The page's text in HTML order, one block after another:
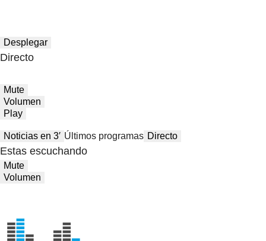
Desplegar
Directo
Mute
Volumen
Play
Noticias en 3′ Últimos programas Directo
Estas escuchando
Mute
Volumen